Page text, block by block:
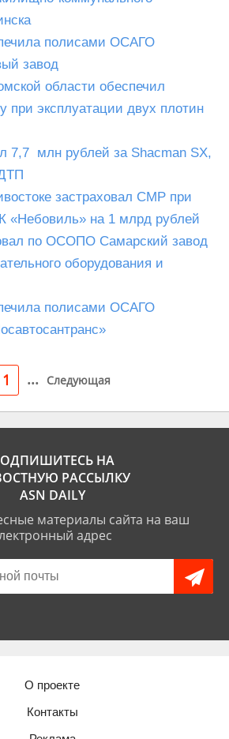
полисами ОСАГО
завод
области обеспечил
при эксплуатации двух плотин
7,7 млн рублей за Shacman SX,
застраховал СМР при
«Небовиль» на 1 млрд рублей
по ОСОПО Самарский завод
оборудования и
полисами ОСАГО
1 ... Следующая
НА
РАССЫЛКУ
ASN DAILY
материалы сайта на ваш
адрес
О проекте
Контакты